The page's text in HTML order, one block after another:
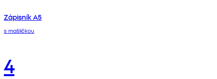
Zápisník A5
s mašličkou
4